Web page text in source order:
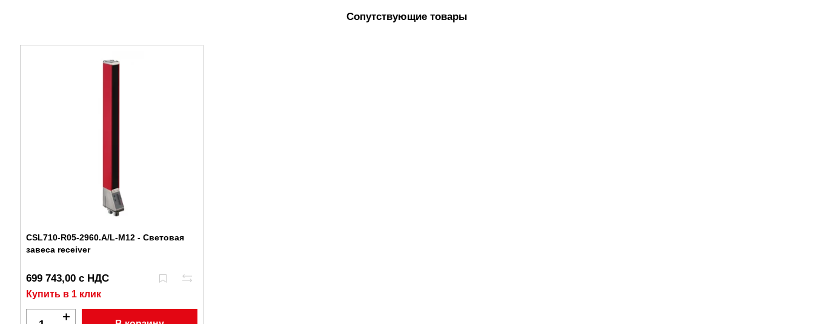
Сопутствующие товары
CSL710-R05-2960.A/L-M12 - Световая
завеса receiver
699 743,00 с НДС
Купить в 1 клик